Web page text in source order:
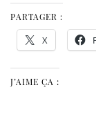
PARTAGER :
X
J’AIME ÇA :